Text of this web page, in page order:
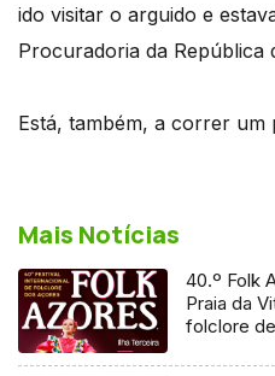
ido visitar o arguido e
Procuradoria da República
Está, também, a correr um
Mais Notícias
40.º Folk
Praia da
folclore de